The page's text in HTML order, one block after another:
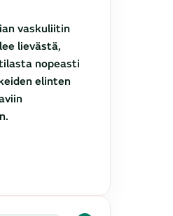
vaskuliitin
lievästä,
nopeasti
elinten